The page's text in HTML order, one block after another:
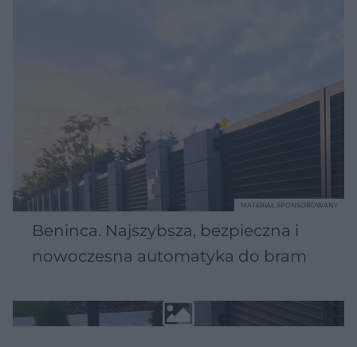
Beninca. Najszybsza, bezpieczna i
nowoczesna automatyka do bram
MATERIAŁ SPONSOROWANY